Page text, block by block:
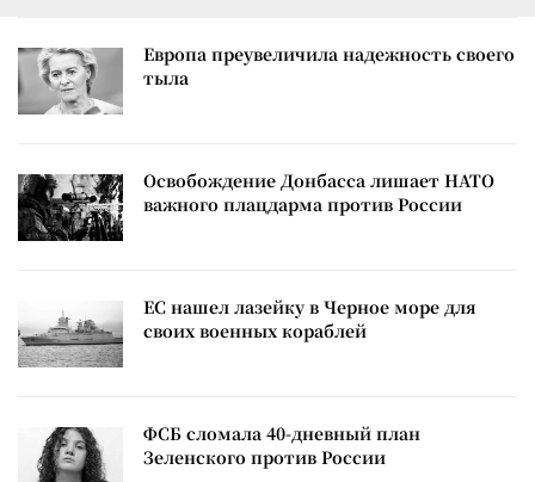
Европа преувеличила надежность своего
тыла
Освобождение Донбасса лишает НАТО
важного плацдарма против России
ЕС нашел лазейку в Черное море для
своих военных кораблей
ФСБ сломала 40-дневный план
Зеленского против России